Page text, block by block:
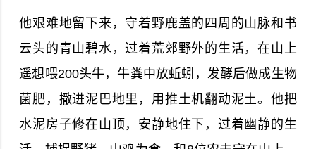
他艰难地留下来，守着野鹿盖的四周的山脉和书
云头的青山碧水，过着荒郊野外的生活，在山上
遥想喂200头牛，牛粪中放蚯蚓，发酵后做成生物
菌肥，撒进泥巴地里，用推土机翻动泥土。他把
水泥房子修在山顶，安静地住下，过着幽静的生